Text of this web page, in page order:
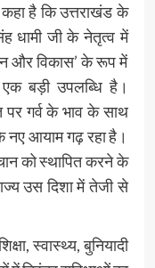
है कि उत्तराखंड के
धामी जी के नेतृत्व में
और विकास’ के रूप में
बड़ी उपलब्धि है।
पर गर्व के भाव के साथ
आयाम गढ़ रहा है।
को स्थापित करने के
उस दिशा में तेजी से
स्वास्थ्य, बुनियादी